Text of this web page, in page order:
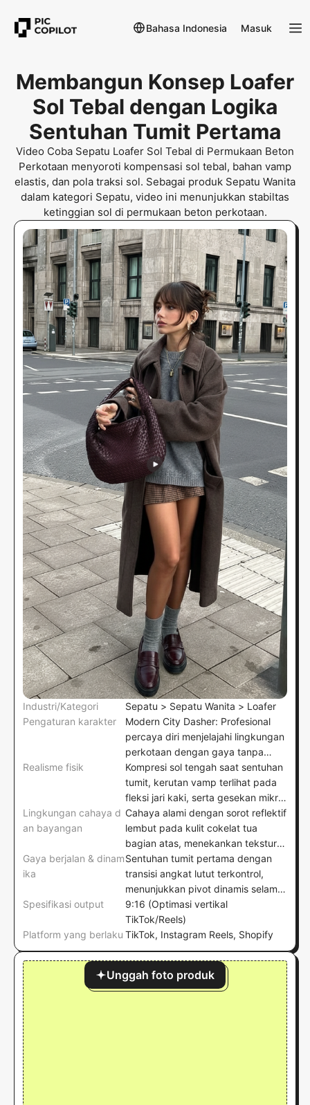
Bahasa Indonesia Masuk
Membangun Konsep Loafer
Sol Tebal dengan Logika
Sentuhan Tumit Pertama
Video Coba Sepatu Loafer Sol Tebal di Permukaan Beton
Perkotaan menyoroti kompensasi sol tebal, bahan vamp
elastis, dan pola traksi sol. Sebagai produk Sepatu Wanita
dalam kategori Sepatu, video ini menunjukkan stabiltas
ketinggian sol di permukaan beton perkotaan.
Industri/Kategori
Sepatu > Sepatu Wanita > Loafer
Pengaturan karakter
Modern City Dasher: Profesional
percaya diri menjelajahi lingkungan
perkotaan dengan gaya tanpa
usaha
Realisme fisik
Kompresi sol tengah saat sentuhan
tumit, kerutan vamp terlihat pada
fleksi jari kaki, serta gesekan mikro
pada ubin beton
Lingkungan cahaya d
an bayangan
Cahaya alami dengan sorot reflektif
lembut pada kulit cokelat tua
bagian atas, menekankan tekstur
dan detail pola sol
Gaya berjalan & dinam
ika
Sentuhan tumit pertama dengan
transisi angkat lutut terkontrol,
menunjukkan pivot dinamis selama
siklus langkah
Spesifikasi output
9:16 (Optimasi vertikal
TikTok/Reels)
Platform yang berlaku TikTok, Instagram Reels, Shopify
Unggah foto produk